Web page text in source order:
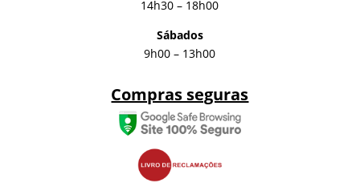
14h30 – 18h00
Sábados
9h00 – 13h00
Compras seguras